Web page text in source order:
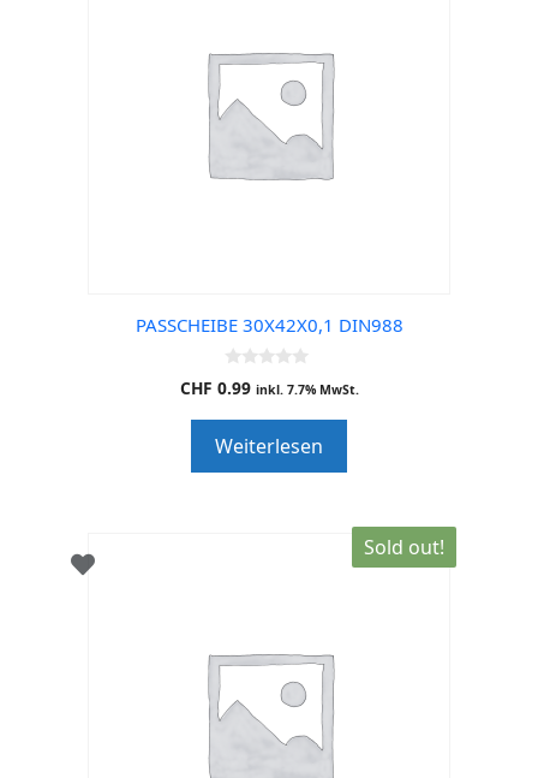
PASSCHEIBE 30X42X0,1 DIN988
0
o
o
f
5
CHF 0.99 inkl. 7.7% MwSt.
Weiterlesen
Sold out!